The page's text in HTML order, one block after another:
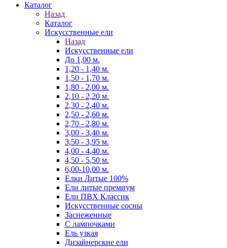
Каталог
Назад
Каталог
Искусственные ели
Назад
Искусственные ели
До 1,00 м.
1,20 - 1,40 м.
1,50 - 1,70 м.
1,80 - 2,00 м.
2,10 - 2,20 м.
2,30 - 2,40 м.
2,50 - 2,60 м.
2,70 - 2,80 м.
3,00 - 3,40 м.
3,50 - 3,95 м.
4,00 - 4,40 м.
4,50 - 5,50 м.
6,00-10,00 м.
Елки Литые 100%
Ели литые премиум
Ели ПВХ Классик
Искусственные сосны
Заснеженные
С лампочками
Ель узкая
Дизайнерские ели